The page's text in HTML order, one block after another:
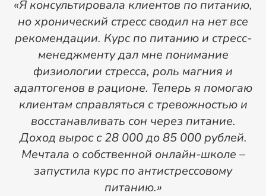
«Я консультировала клиентов по питанию,
но хронический стресс сводил на нет все
рекомендации. Курс по питанию и стресс-
менеджменту дал мне понимание
физиологии стресса, роль магния и
адаптогенов в рационе. Теперь я помогаю
клиентам справляться с тревожностью и
восстанавливать сон через питание.
Доход вырос с 28 000 до 85 000 рублей.
Мечтала о собственной онлайн-школе –
запустила курс по антистрессовому
питанию.»